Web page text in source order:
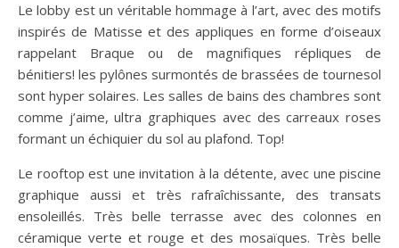
Le lobby est un véritable hommage à l’art, avec des motifs
inspirés de Matisse et des appliques en forme d’oiseaux
rappelant Braque ou de magnifiques répliques de
bénitiers! les pylônes surmontés de brassées de tournesol
sont hyper solaires. Les salles de bains des chambres sont
comme j’aime, ultra graphiques avec des carreaux roses
formant un échiquier du sol au plafond. Top!
Le rooftop est une invitation à la détente, avec une piscine
graphique aussi et très rafraîchissante, des transats
ensoleillés. Très belle terrasse avec des colonnes en
céramique verte et rouge et des mosaïques. Très belle